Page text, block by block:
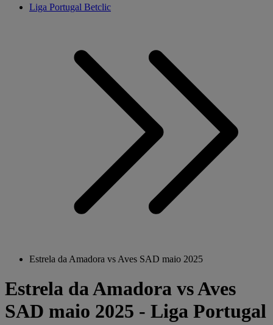
Liga Portugal Betclic
Estrela da Amadora vs Aves SAD maio 2025
Estrela da Amadora vs Aves
SAD maio 2025 - Liga Portugal